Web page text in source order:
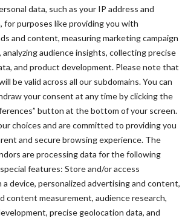
data, such as your IP address and
for purposes like providing you with
and content, measuring marketing campaign
audience insights, collecting precise
and product development. Please note that
be valid across all our subdomains. You can
your consent at any time by clicking the
button at the bottom of your screen.
choices and are committed to providing you
and secure browsing experience. The
are processing data for the following
features: Store and/or access
a device, personalized advertising and content,
content measurement, audience research,
precise geolocation data, and
teler. Daarin komen alle gegevens
data oplossen. Zo willen we, naast
hun milieuprestaties kunnen
oftewel KPI’s, uit de
als bedrijf staat en zorgen ervoor
dit niet aan de markt overlaten.